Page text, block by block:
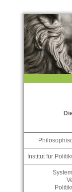
Institut für